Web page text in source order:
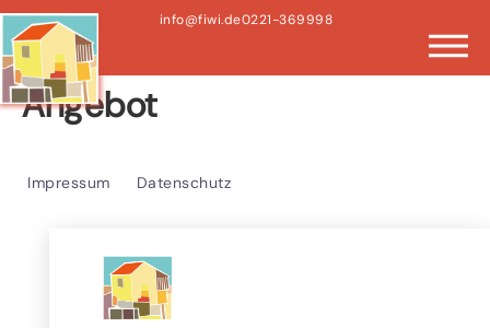
info@fiwi.de0221-369998
Angebot
Impressum Datenschutz